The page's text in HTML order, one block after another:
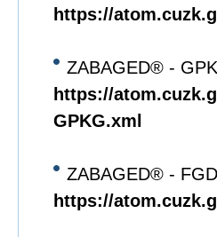
https://
ZABAGED® -
https://
GPKG.xml
ZABAGED® -
https://